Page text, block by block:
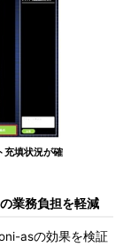
充填状況が確
業務負担を軽減
asの効果を検証